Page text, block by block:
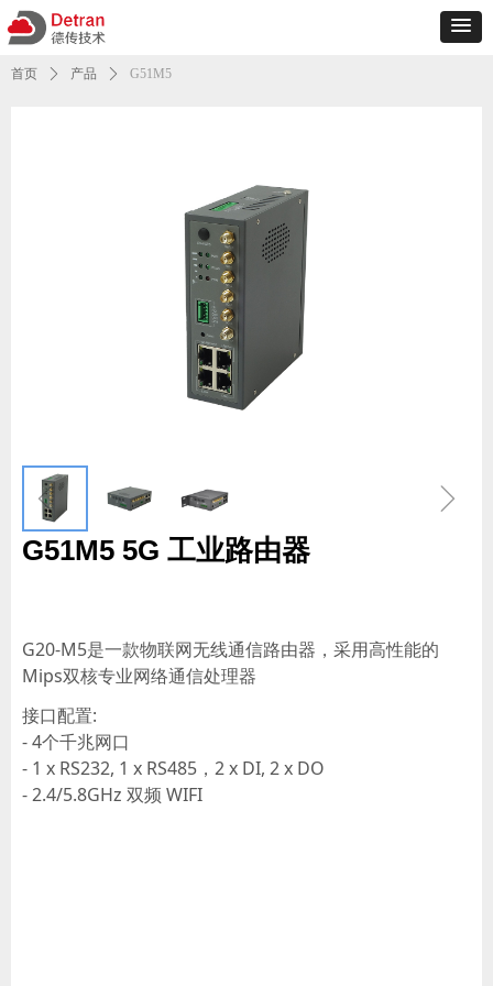
ꁆ ꁇ
G51M5 5G 工业路由器
G20-M5是一款物联网无线通信路由器，采用高性能的
Mips双核专业网络通信处理器
接口配置:
- 4个千兆网口
- 1 x RS232, 1 x RS485，2 x DI, 2 x DO
- 2.4/5.8GHz 双频 WIFI
首页 ꄲ 产品 ꄲ G51M5